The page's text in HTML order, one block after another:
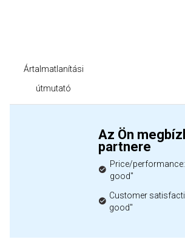
Ártalmatlanítási
útmutató
Az Ön
partnere
Price/
good"
Customer
good"